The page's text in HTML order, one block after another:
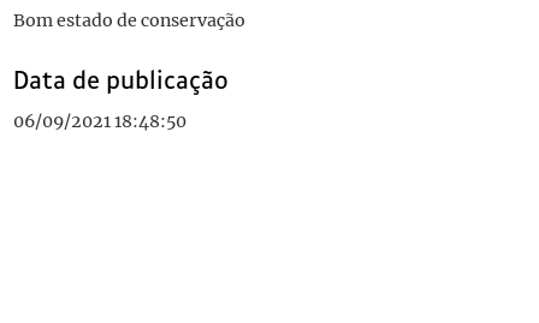
Bom estado de conservação
Data de publicação
06/09/2021 18:48:50